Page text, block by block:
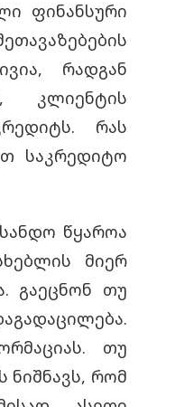
ფინანსური
რადგან
კლიენტის
რას
საკრედიტო
წყაროა
მიერ
გაეცნონ თუ
თუ
ნიშნავს, რომ